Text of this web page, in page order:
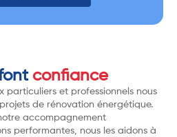
confiance
particuliers et professionnels nous
de rénovation énergétique.
accompagnement
performantes, nous les aidons à